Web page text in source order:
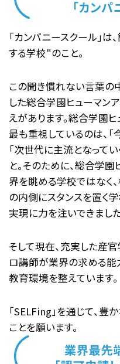
「カンパニースクール」
する学校"のこと。
この聞き慣れない言葉の
した総合学園ヒューマン
えがあります。総合学園
最も重視しているのは、
「次世代に主流となって
と。そのために、総合学
界を眺める学校ではなく
の内側にスタンスを置く
実現に力を注いできました
そして現在、充実した産
ロ講師が業界の求める能
教育環境を整えています。
「SELFing」を通じて、
ことを願います。